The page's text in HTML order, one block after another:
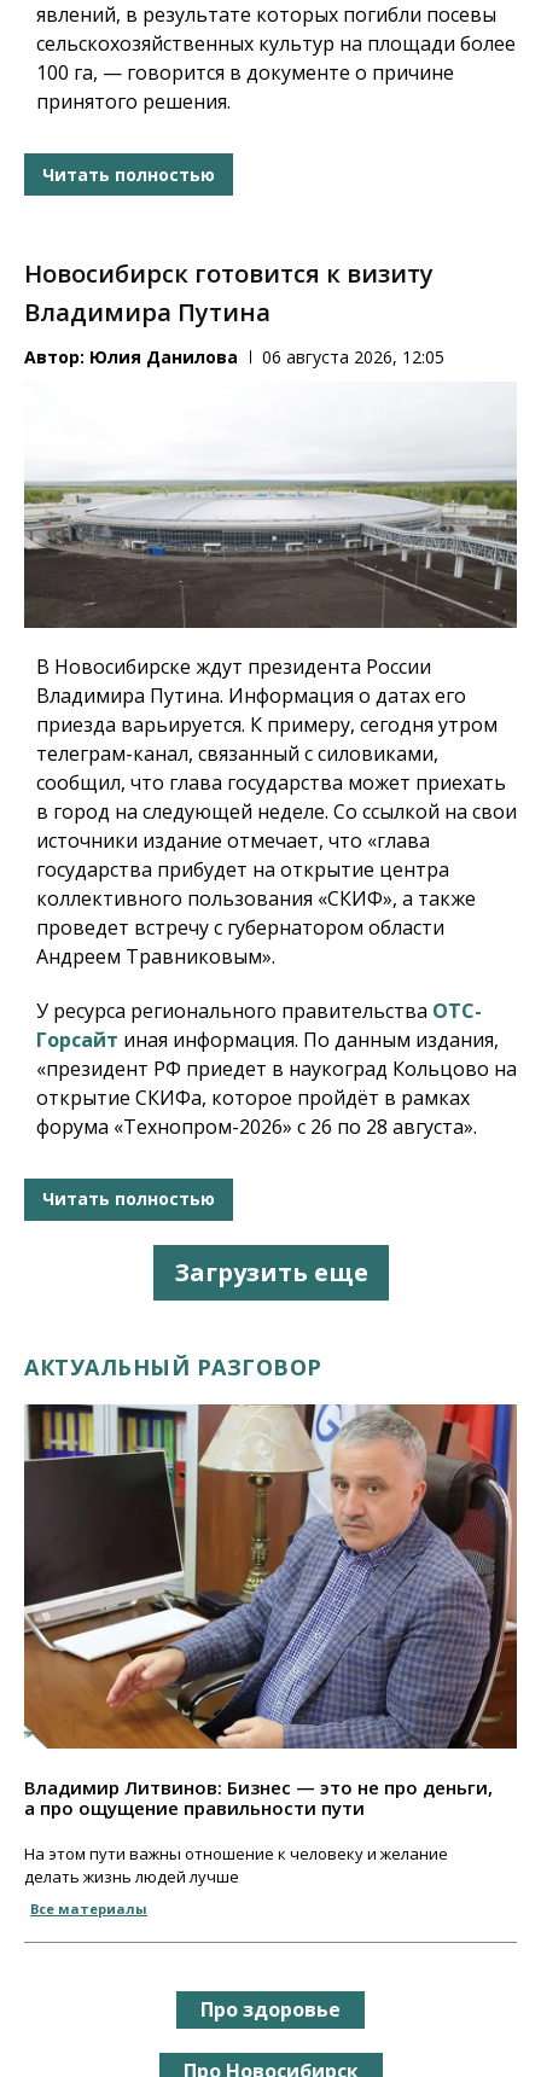
явлений, в результате которых погибли посевы
сельскохозяйственных культур на площади более
100 га, — говорится в документе о причине
принятого решения.
Читать полностью
Новосибирск готовится к визиту
Владимира Путина
Автор: Юлия Данилова 06 августа 2026, 12:05
В Новосибирске ждут президента России
Владимира Путина. Информация о датах его
приезда варьируется. К примеру, сегодня утром
телеграм-канал, связанный с силовиками,
сообщил, что глава государства может приехать
в город на следующей неделе. Со ссылкой на свои
источники издание отмечает, что «глава
государства прибудет на открытие центра
коллективного пользования «СКИФ», а также
проведет встречу с губернатором области
Андреем Травниковым».
У ресурса регионального правительства ОТС-
Горсайт иная информация. По данным издания,
«президент РФ приедет в наукоград Кольцово на
открытие СКИФа, которое пройдёт в рамках
форума «Технопром-2026» с 26 по 28 августа».
Читать полностью
Загрузить еще
АКТУАЛЬНЫЙ РАЗГОВОР
Владимир Литвинов: Бизнес — это не про деньги,
а про ощущение правильности пути
На этом пути важны отношение к человеку и желание
делать жизнь людей лучше
Все материалы
Про здоровье
Про Новосибирск